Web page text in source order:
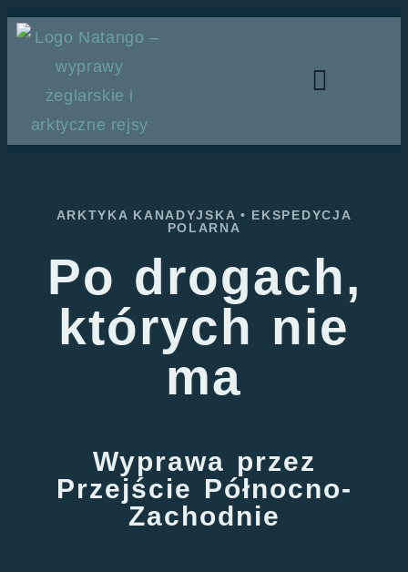
ARKTYKA KANADYJSKA • EKSPEDYCJA
POLARNA
Po drogach,
których nie
ma
Wyprawa przez
Przejście Północno-
Zachodnie